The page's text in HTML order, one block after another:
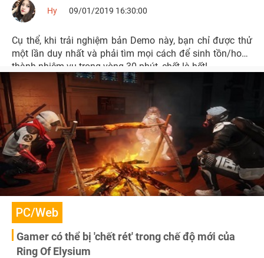
Hy 09/01/2019 16:30:00
Cụ thể, khi trải nghiệm bản Demo này, bạn chỉ được thử
một lần duy nhất và phải tìm mọi cách để sinh tồn/hoàn
thành nhiệm vụ trong vòng 30 phút, chết là hết!
PC/Web
Gamer có thể bị 'chết rét' trong chế độ mới của
Ring Of Elysium